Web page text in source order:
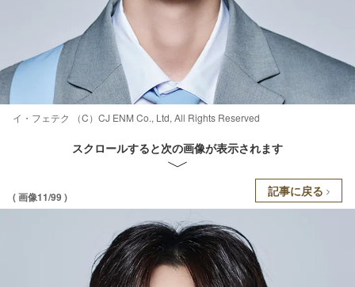
イ・フェテク （C）CJ ENM Co., Ltd, All Rights Reserved
スクロールすると次の画像が表示されます
( 画像11/99 ) 記事に戻る